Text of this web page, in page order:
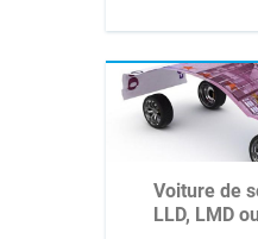
Voiture de
LLD, LMD